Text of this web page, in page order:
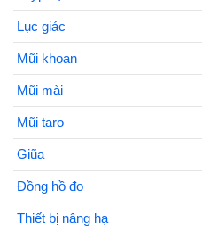
Lục giác
Mũi khoan
Mũi mài
Mũi taro
Giũa
Đồng hồ đo
Thiết bị nâng hạ